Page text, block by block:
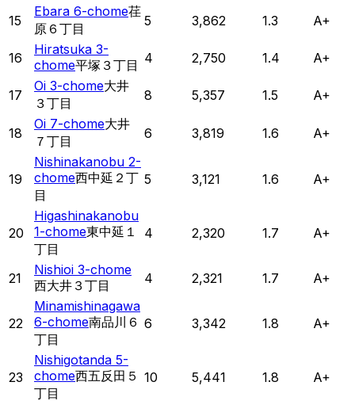
15
Ebara 6-chome荏
原６丁目
5 3,862 1.3 A+
16
Hiratsuka 3-
chome平塚３丁目 4 2,750 1.4 A+
17
Oi 3-chome大井
３丁目
8 5,357 1.5 A+
18
Oi 7-chome大井
７丁目
6 3,819 1.6 A+
19
Nishinakanobu 2-
chome西中延２丁
目
5 3,121 1.6 A+
20
Higashinakanobu
1-chome東中延１
丁目
4 2,320 1.7 A+
21
Nishioi 3-chome
西大井３丁目
4 2,321 1.7 A+
22
Minamishinagawa
6-chome南品川６
丁目
6 3,342 1.8 A+
23
Nishigotanda 5-
chome西五反田５
丁目
10 5,441 1.8 A+